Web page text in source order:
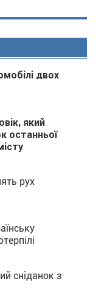
двох
який
останньої
рух
сніданок з